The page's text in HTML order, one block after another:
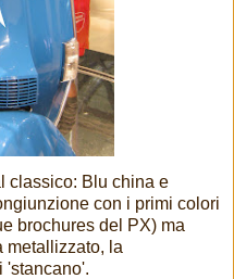
classico: Blu china e
con i primi colori
brochures del PX) ma
metallizzato, la
'stancano'.